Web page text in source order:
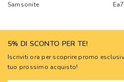
Samsonite
Ea7
5% DI SCONTO PER TE!
Iscriviti ora per scoprire promo
tuo prossimo acquisto!